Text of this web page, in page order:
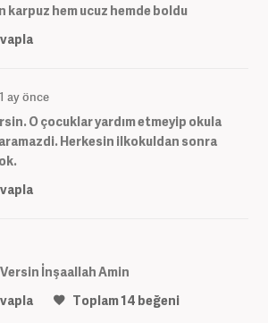
karpuz hem ucuz hemde boldu
ay önce
O çocuklar yardım etmeyip okula
Herkesin ilkokuldan sonra
İnşaallah Amin
Toplam14 beğeni